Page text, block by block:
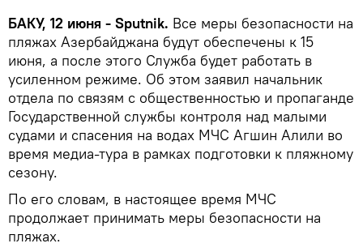
БАКУ, 12 июня - Sputnik. Все меры безопасности на
пляжах Азербайджана будут обеспечены к 15
июня, а после этого Служба будет работать в
усиленном режиме. Об этом заявил начальник
отдела по связям с общественностью и пропаганде
Государственной службы контроля над малыми
судами и спасения на водах МЧС Агшин Алили во
время медиа-тура в рамках подготовки к пляжному
сезону.
По его словам, в настоящее время МЧС
продолжает принимать меры безопасности на
пляжах.